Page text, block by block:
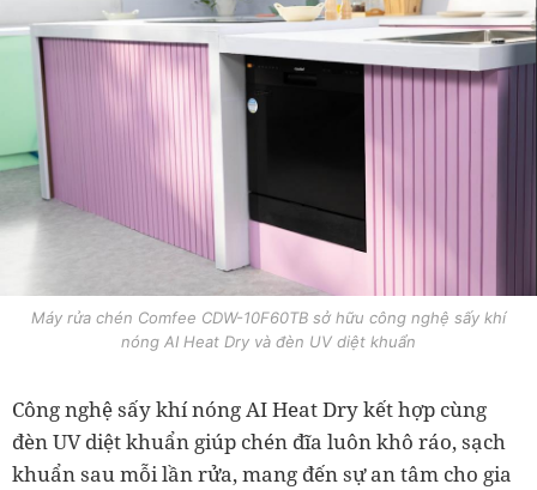
Máy rửa chén Comfee CDW-10F60TB sở hữu công nghệ sấy khí
nóng AI Heat Dry và đèn UV diệt khuẩn
Công nghệ sấy khí nóng AI Heat Dry kết hợp cùng
đèn UV diệt khuẩn giúp chén đĩa luôn khô ráo, sạch
khuẩn sau mỗi lần rửa, mang đến sự an tâm cho gia